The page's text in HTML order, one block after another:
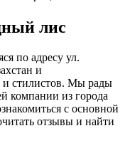
лис
по адресу ул.
и
и стилистов. Мы рады
компании из города
с основной
отзывы и найти